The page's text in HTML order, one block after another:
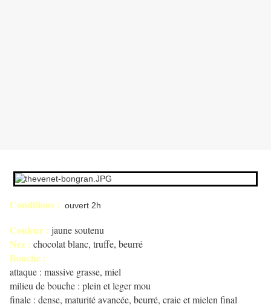
Conditions : ouvert 2h
Couleur : jaune soutenu
Nez : chocolat blanc, truffe, beurré
Bouche :
attaque : massive grasse, miel
milieu de bouche : plein et leger mou
finale : dense, maturité avancée, beurré, craie et mielen final